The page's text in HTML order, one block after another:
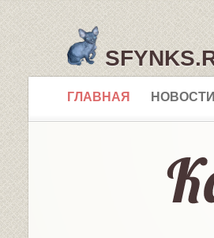
ГЛАВНАЯ НОВОСТИ